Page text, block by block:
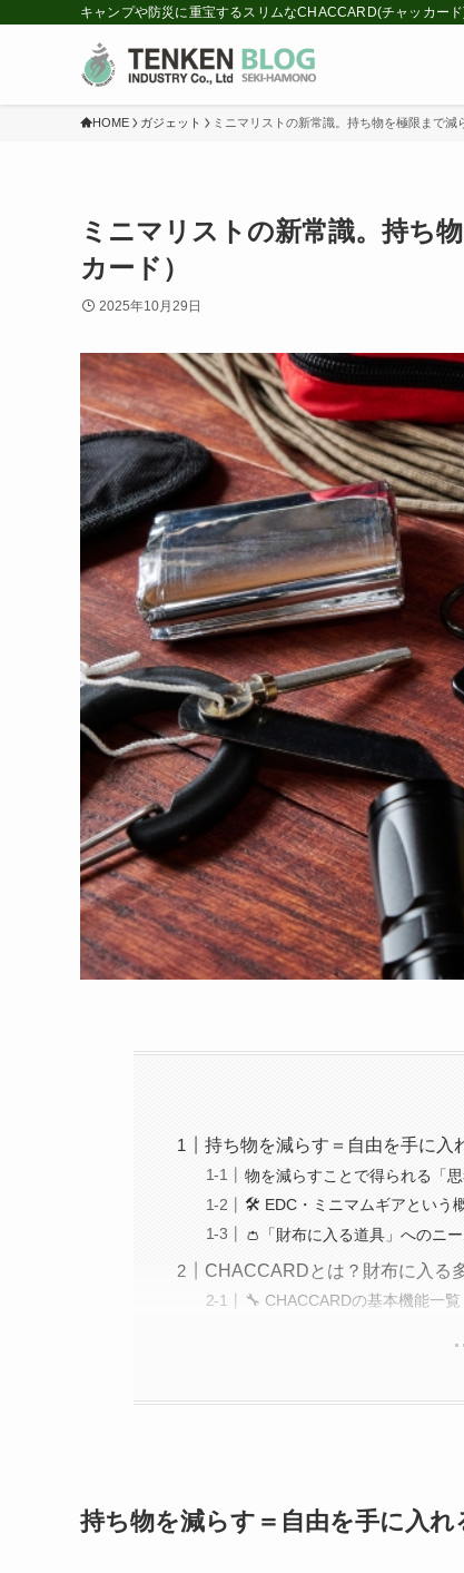
キャンプや防災に重宝するスリムなCHACCARD(チャッカー
HOME ガジェット ミニマリストの新常識。持ち物を極限まで減
ミニマリストの新常識。持ち
カード）
2025年10月29日
持ち物を減らす＝自由を手に入
物を減らすことで得られる「思
🛠 EDC・ミニマムギアという
👛「財布に入る道具」へのニ
CHACCARDとは？財布に入る
🔧 CHACCARDの基本機能一覧
持ち物を減らす＝自由を手に入